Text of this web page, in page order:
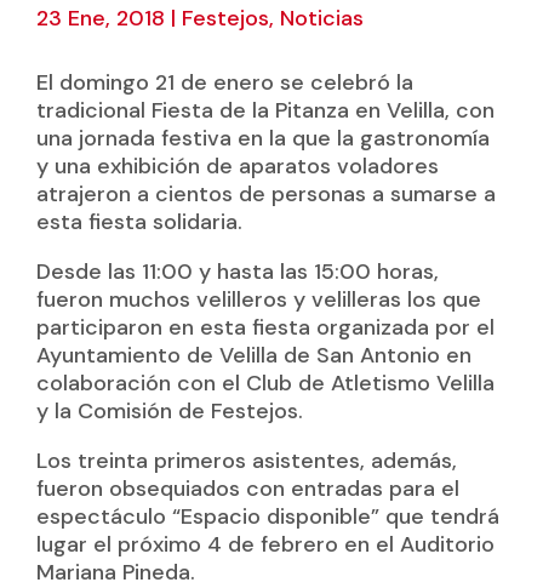
23 Ene, 2018 | Festejos, Noticias
El domingo 21 de enero se celebró la
tradicional Fiesta de la Pitanza en Velilla, con
una jornada festiva en la que la gastronomía
y una exhibición de aparatos voladores
atrajeron a cientos de personas a sumarse a
esta fiesta solidaria.
Desde las 11:00 y hasta las 15:00 horas,
fueron muchos velilleros y velilleras los que
participaron en esta fiesta organizada por el
Ayuntamiento de Velilla de San Antonio en
colaboración con el Club de Atletismo Velilla
y la Comisión de Festejos.
Los treinta primeros asistentes, además,
fueron obsequiados con entradas para el
espectáculo “Espacio disponible” que tendrá
lugar el próximo 4 de febrero en el Auditorio
Mariana Pineda.